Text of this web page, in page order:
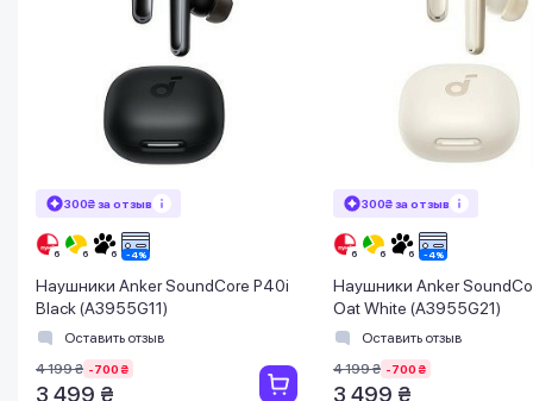
300₴ за отзыв
Наушники Anker SoundCore P40i
Black (A3955G11)
Оставить отзыв
4 199 ₴ -700 ₴
3 499 ₴
300₴ за отзыв
Наушники Anker
Oat White (A3955G21)
Оставить отзыв
4 199 ₴ -700 ₴
3 499 ₴